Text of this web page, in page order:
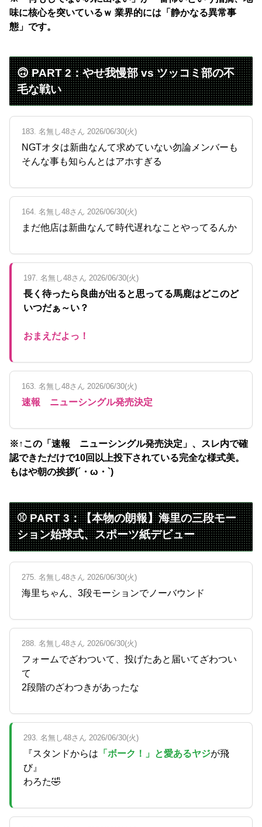
味に核心を突いているｗ 業界的には「静かなる異常事
態」です。
🙃 PART 2：やせ我慢部 vs ツッコミ部の不
毛な戦い
183. 名無し48さん 2026/06/30(火)
NGTオタは新曲なんて求めていない勿論メンバーも
そんな事も知らんとはアホすぎる
164. 名無し48さん 2026/06/30(火)
まだ他店は新曲なんて時代遅れなことやってるんか
197. 名無し48さん 2026/06/30(火)
長く待ったら良曲が出ると思ってる馬鹿はどこのど
いつだぁ～い？
おまえだよっ！
163. 名無し48さん 2026/06/30(火)
速報 ニューシングル発売決定
※↑この「速報 ニューシングル発売決定」、スレ内で確
認できただけで10回以上投下されている完全な様式美。
もはや朝の挨拶(´・ω・`)
⚾ PART 3：【本物の朗報】海里の三段モー
ション始球式、スポーツ紙デビュー
275. 名無し48さん 2026/06/30(火)
海里ちゃん、3段モーションでノーバウンド
288. 名無し48さん 2026/06/30(火)
フォームでざわついて、投げたあと届いてざわつい
て
2段階のざわつきがあったな
293. 名無し48さん 2026/06/30(火)
『スタンドからは 「ボーク！」と愛あるヤジが飛
び』
わろた🤣